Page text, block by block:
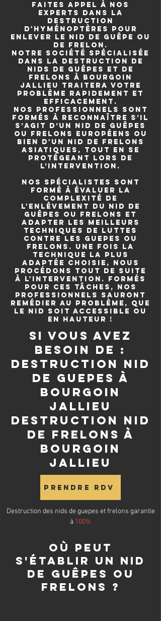
Faites appel à nos
experts dans la
destruction
d'hyménoptères pour
enlever le nid de guêpe ou
de frelon.
Notre société spécialisée
dans la destruction de
nids de guêpes et de
frelons à Bourgoin
Jallieu traitera votre
problème rapidement et
efficacement.
Nos professionnels sont
formés à reconnaître s’il
s’agit d’un nid de guêpes
ou frelons européens ou
bien d'un nid de frelons
asiatiques, tout en se
protégeant lors de
l’intervention.
Nos spécialistes sont
formé à évaluer la
complexité de
l'enlèvement du nid de
guêpes ou frelons et
adapter les meilleurs
techniques de luttes
contre les guepes ou
frelons. Une fois la
technique la plus
adaptée choisie, nous
procédons tout de suite
à l'intervention. Formés
pour ces tâches, nos
professionnels sauront
remédier au problème, que
le nid soit accessible ou
en hauteur !
si vous avez
besoin de :
destruction nid
de guepes à
Bourgoin
Jallieu
destruction nid
de frelons à
Bourgoin
Jallieu
Prendre RDV
Destruction des nids de guepes et frelons garantie
à 100%
Où peut
s'établir un nid
de guêpes ou
frelons ?